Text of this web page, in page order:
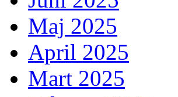
Maj 2025
April 2025
Mart 2025